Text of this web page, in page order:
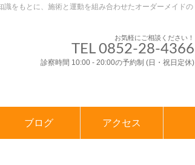
をもとに、施術と運動を組み合わせたオーダーメイドの
お気軽にご相談ください！
TEL 0852-28-4366
診察時間 10:00 - 20:00の予約制 (日・祝日定休)
ブログ アクセス